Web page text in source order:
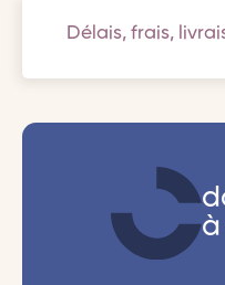
Délais, frais,
à